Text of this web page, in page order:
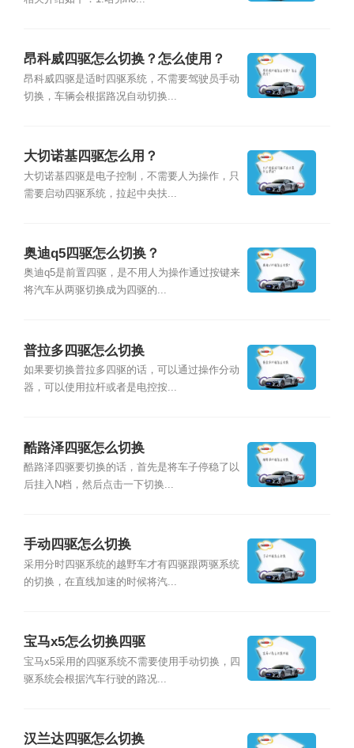
昂科威四驱怎么切换？怎么使用？
昂科威四驱是适时四驱系统，不需要驾驶员手动
切换，车辆会根据路况自动切换...
大切诺基四驱怎么用？
大切诺基四驱是电子控制，不需要人为操作，只
需要启动四驱系统，拉起中央扶...
奥迪q5四驱怎么切换？
奥迪q5是前置四驱，是不用人为操作通过按键来
将汽车从两驱切换成为四驱的...
普拉多四驱怎么切换
如果要切换普拉多四驱的话，可以通过操作分动
器，可以使用拉杆或者是电控按...
酷路泽四驱怎么切换
酷路泽四驱要切换的话，首先是将车子停稳了以
后挂入N档，然后点击一下切换...
手动四驱怎么切换
采用分时四驱系统的越野车才有四驱跟两驱系统
的切换，在直线加速的时候将汽...
宝马x5怎么切换四驱
宝马x5采用的四驱系统不需要使用手动切换，四
驱系统会根据汽车行驶的路况...
汉兰达四驱怎么切换